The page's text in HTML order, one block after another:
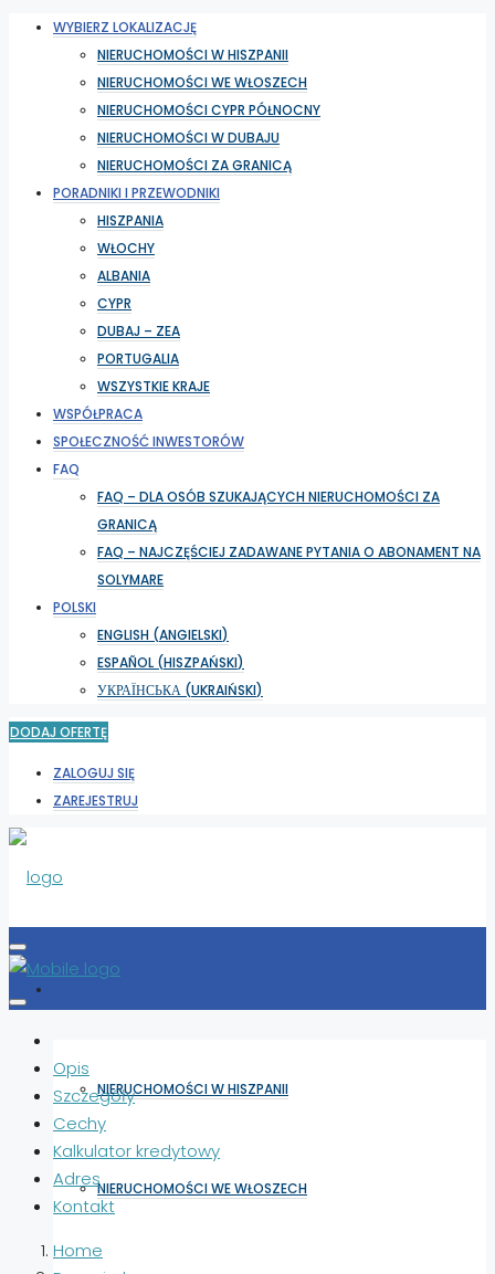
WYBIERZ LOKALIZACJĘ
NIERUCHOMOŚCI W HISZPANII
NIERUCHOMOŚCI WE WŁOSZECH
NIERUCHOMOŚCI CYPR PÓŁNOCNY
NIERUCHOMOŚCI W DUBAJU
NIERUCHOMOŚCI ZA GRANICĄ
PORADNIKI I PRZEWODNIKI
HISZPANIA
WŁOCHY
ALBANIA
CYPR
DUBAJ – ZEA
PORTUGALIA
WSZYSTKIE KRAJE
WSPÓŁPRACA
SPOŁECZNOŚĆ INWESTORÓW
FAQ
FAQ – DLA OSÓB SZUKAJĄCYCH NIERUCHOMOŚCI ZA
GRANICĄ
FAQ – NAJCZĘŚCIEJ ZADAWANE PYTANIA O ABONAMENT NA
SOLYMARE
POLSKI
ENGLISH (ANGIELSKI)
ESPAÑOL (HISZPAŃSKI)
УКРАЇНСЬКА (UKRAIŃSKI)
DODAJ OFERTĘ
ZALOGUJ SIĘ
ZAREJESTRUJ
NIERUCHOMOŚCI W HISZPANII
NIERUCHOMOŚCI WE WŁOSZECH
Opis
Szczegóły
Cechy
Kalkulator kredytowy
Adres
Kontakt
Home